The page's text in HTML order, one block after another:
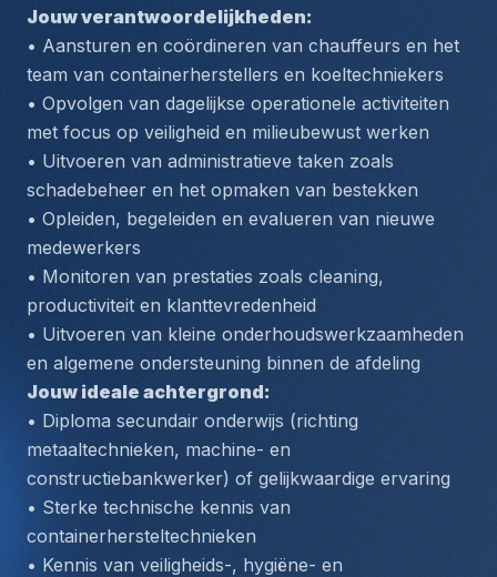
Jouw verantwoordelijkheden:
• Aansturen en coördineren van chauffeurs en het
team van containerherstellers en koeltechniekers
• Opvolgen van dagelijkse operationele activiteiten
met focus op veiligheid en milieubewust werken
• Uitvoeren van administratieve taken zoals
schadebeheer en het opmaken van bestekken
• Opleiden, begeleiden en evalueren van nieuwe
medewerkers
• Monitoren van prestaties zoals cleaning,
productiviteit en klanttevredenheid
• Uitvoeren van kleine onderhoudswerkzaamheden
en algemene ondersteuning binnen de afdeling
Jouw ideale achtergrond:
• Diploma secundair onderwijs (richting
metaaltechnieken, machine- en
constructiebankwerker) of gelijkwaardige ervaring
• Sterke technische kennis van
containerhersteltechnieken
• Kennis van veiligheids-, hygiëne- en